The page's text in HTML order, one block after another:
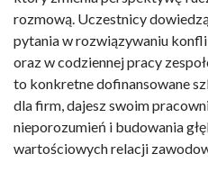
rozmową. Uczestnicy
pytania w rozwiązywaniu
oraz w codziennej pracy
to konkretnedofinansowane
dla firm, dajesz swoim
nieporozumień i budowania
wartościowych relacji